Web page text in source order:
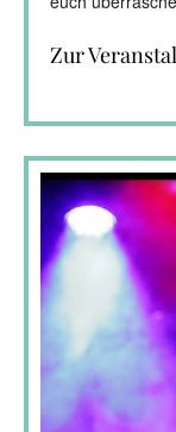
Zur